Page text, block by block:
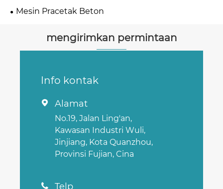
Mesin Pracetak Beton
mengirimkan permintaan
Info kontak
 Alamat
No.19, Jalan Ling'an,
Kawasan Industri Wuli,
Jinjiang, Kota Quanzhou,
Provinsi Fujian, Cina
 Telp